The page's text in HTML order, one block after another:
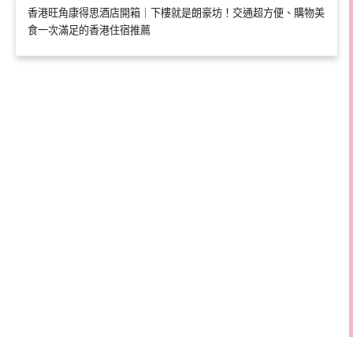
香港旺角康得思酒店開箱｜下樓就是朗豪坊！交通超方便、購物美
食一次滿足的香港住宿推薦